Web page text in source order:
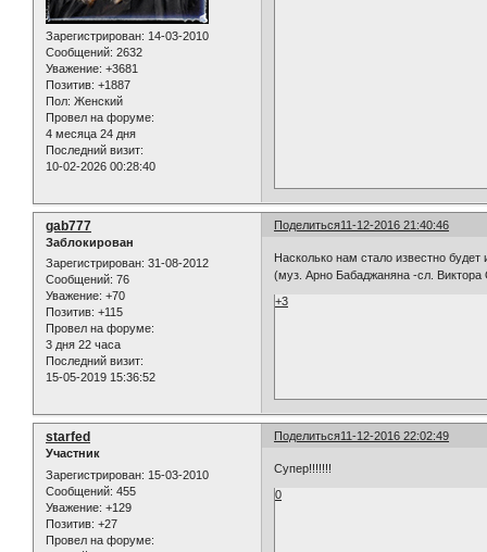
Зарегистрирован: 14-03-2010
Сообщений: 2632
Уважение: +3681
Позитив: +1887
Пол: Женский
Провел на форуме:
4 месяца 24 дня
Последний визит:
10-02-2026 00:28:40
Поделиться11-12-2016 21:40:46
gab777
Заблокирован
Зарегистрирован: 31-08-2012
Сообщений: 76
Уважение: +70
Позитив: +115
Провел на форуме:
3 дня 22 часа
Последний визит:
15-05-2019 15:36:52
Насколько нам стало известно
(муз. Арно Бабаджаняна -сл. Виктора
+3
Поделиться11-12-2016 22:02:49
starfed
Участник
Зарегистрирован: 15-03-2010
Сообщений: 455
Уважение: +129
Позитив: +27
Провел на форуме:
Супер!!!!!!!
0